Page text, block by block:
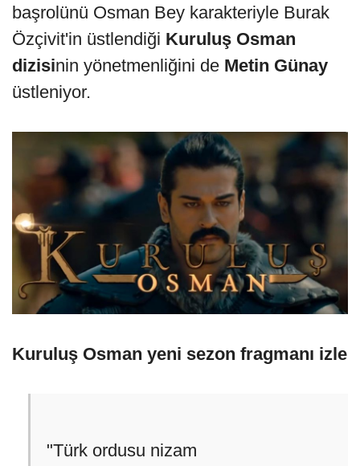
başrolünü Osman Bey karakteriyle Burak
Özçivit'in üstlendiği Kuruluş Osman
dizisinin yönetmenliğini de Metin Günay
üstleniyor.
Kuruluş Osman yeni sezon fragmanı izle
"Türk ordusu nizam